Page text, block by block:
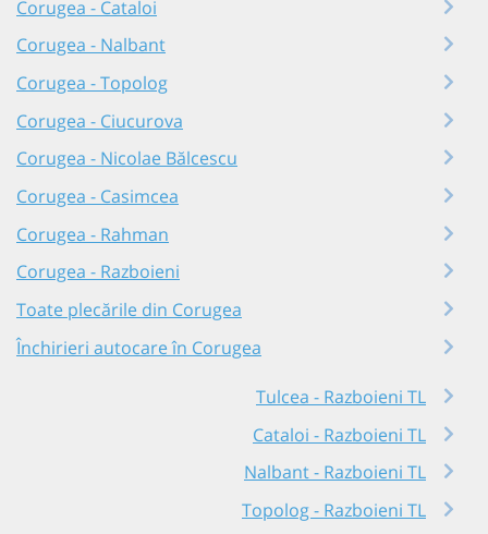
Corugea - Cataloi
Corugea - Nalbant
Corugea - Topolog
Corugea - Ciucurova
Corugea - Nicolae Bălcescu
Corugea - Casimcea
Corugea - Rahman
Corugea - Razboieni
Toate plecările din Corugea
Închirieri autocare în Corugea
Tulcea - Razboieni TL
Cataloi - Razboieni TL
Nalbant - Razboieni TL
Topolog - Razboieni TL